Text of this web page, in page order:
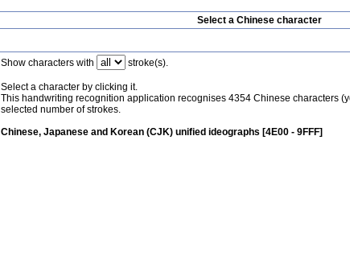
Select a Chinese character
Show characters with stroke(s).
Select a character by clicking it.
This handwriting recognition application recognises 4354 Chinese characters
selected number of strokes.
Chinese, Japanese and Korean (CJK) unified ideographs [4E00 - 9FFF]